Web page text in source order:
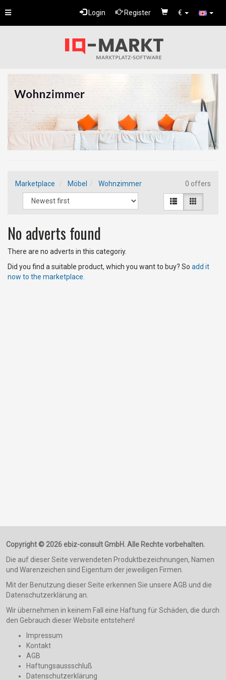
€
Login Register
Toggle
Marketplace Möbel Wohnzimmer 0 offers
No adverts found
There are no adverts in this categoriy.
Did you find a suitable product, which you want to buy? So add it
now to the marketplace.
Copyright © 2026 ebiz-consult GmbH. Alle Rechte vorbehalten.
Die auf dieser Seite verwendeten Produktbezeichnungen, Namen
und Warenzeichen sind Eigentum der jeweiligen Firmen.
Mit der Benutzung dieser Seite erkennen Sie unsere AGB und die
Datenschutzerklärung an.
Wir übernehmen in keinem Fall eine Haftung für Schäden, die durch
den Gebrauch dieser Website entstehen!
Impressum
Kontakt
AGB
Haftungsaussschluß
Datenschutzerklärung